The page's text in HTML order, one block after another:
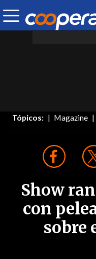
Tópicos: Magazine
Show
con
sobre